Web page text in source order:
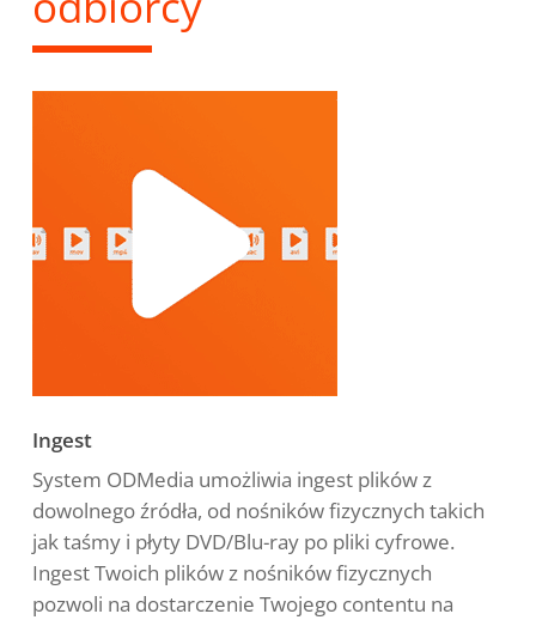
Ingest
System ODMedia umożliwia ingest plików z
dowolnego źródła, od nośników fizycznych takich
jak taśmy i płyty DVD/Blu-ray po pliki cyfrowe.
Ingest Twoich plików z nośników fizycznych
pozwoli na dostarczenie Twojego contentu na